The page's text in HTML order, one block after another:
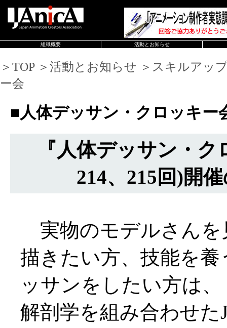
組織概要 活動とお知らせ
＞TOP ＞活動とお知らせ ＞スキルアッ
ー会
■人体デッサン・クロッキー
『人体デッサン・
214、215回)開
実物のモデルさんを
描きたい方、技能を
ッサンをしたい方は
解剖学を組み合わせた